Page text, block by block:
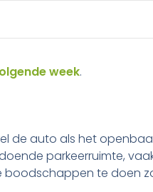
week.
de auto als het
parkeerruimte,
boodschappen te doen